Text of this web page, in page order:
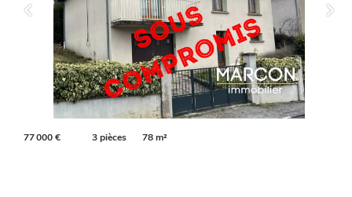
77 000 € 3 pièces 78 m²